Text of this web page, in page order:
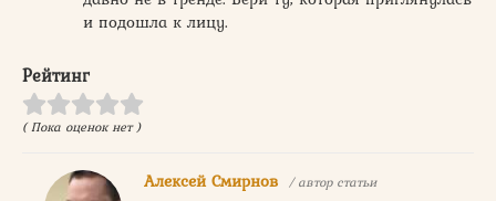
и подошла к лицу.
Рейтинг
( Пока оценок нет )
Алексей Смирнов / автор статьи